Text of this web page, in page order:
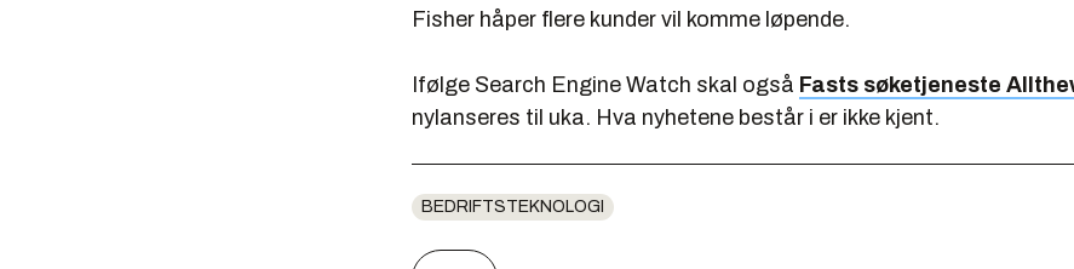
Fisher håper flere kunder vil komme løpende.
Ifølge Search Engine Watch skal også Fasts søketjeneste
nylanseres til uka. Hva nyhetene består i er ikke kjent.
BEDRIFTSTEKNOLOGI